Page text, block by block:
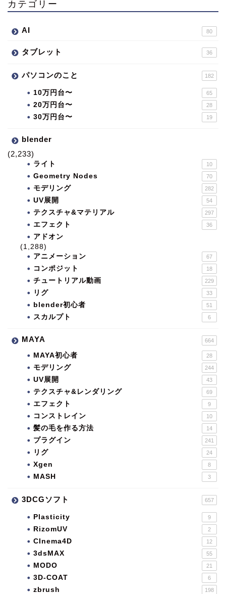
カテゴリー
AI 80
タブレット 36
パソコンのこと 182
10万円台〜 65
20万円台〜 28
30万円台〜 19
blender
(2,233)
ライト 10
Geometry Nodes 70
モデリング 282
UV展開 54
テクスチャ&マテリアル 297
エフェクト 36
アドオン
(1,288)
アニメーション
67
コンポジット 18
チュートリアル動画 229
リグ 33
blender初心者 51
スカルプト 6
MAYA 664
MAYA初心者 28
モデリング 244
UV展開 43
テクスチャ&レンダリング 69
エフェクト 9
コンストレイン 10
髪の毛を作る方法 14
プラグイン 241
リグ 24
Xgen 8
MASH 3
3DCGソフト 657
Plasticity 9
RizomUV 2
CInema4D 12
3dsMAX 55
MODO 21
3D-COAT 6
zbrush 198